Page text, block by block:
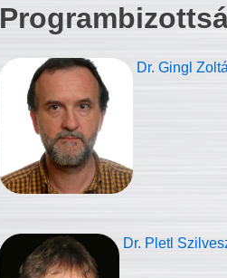
Dr. Gingl
Dr. Pletl